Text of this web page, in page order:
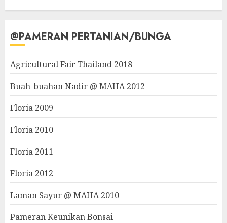
@PAMERAN PERTANIAN/BUNGA
Agricultural Fair Thailand 2018
Buah-buahan Nadir @ MAHA 2012
Floria 2009
Floria 2010
Floria 2011
Floria 2012
Laman Sayur @ MAHA 2010
Pameran Keunikan Bonsai